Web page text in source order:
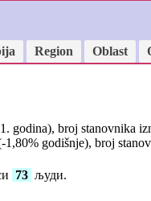
Region Oblast
godina), broj stanovnika
-1,80% godišnje), broj
73 људи.